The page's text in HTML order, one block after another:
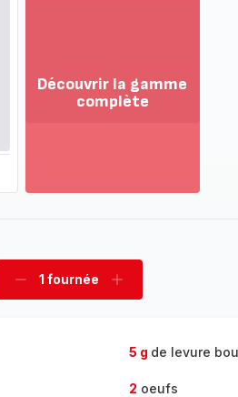
Découvrir la gamme
complète
la
Supprimer
1 fournée
Ajouter
5 g de levure
2 oeufs